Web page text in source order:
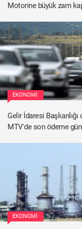
Motorine büyük zam
EKONOMI
Gelir İdaresi
MTV'de son ödeme
EKONOMI